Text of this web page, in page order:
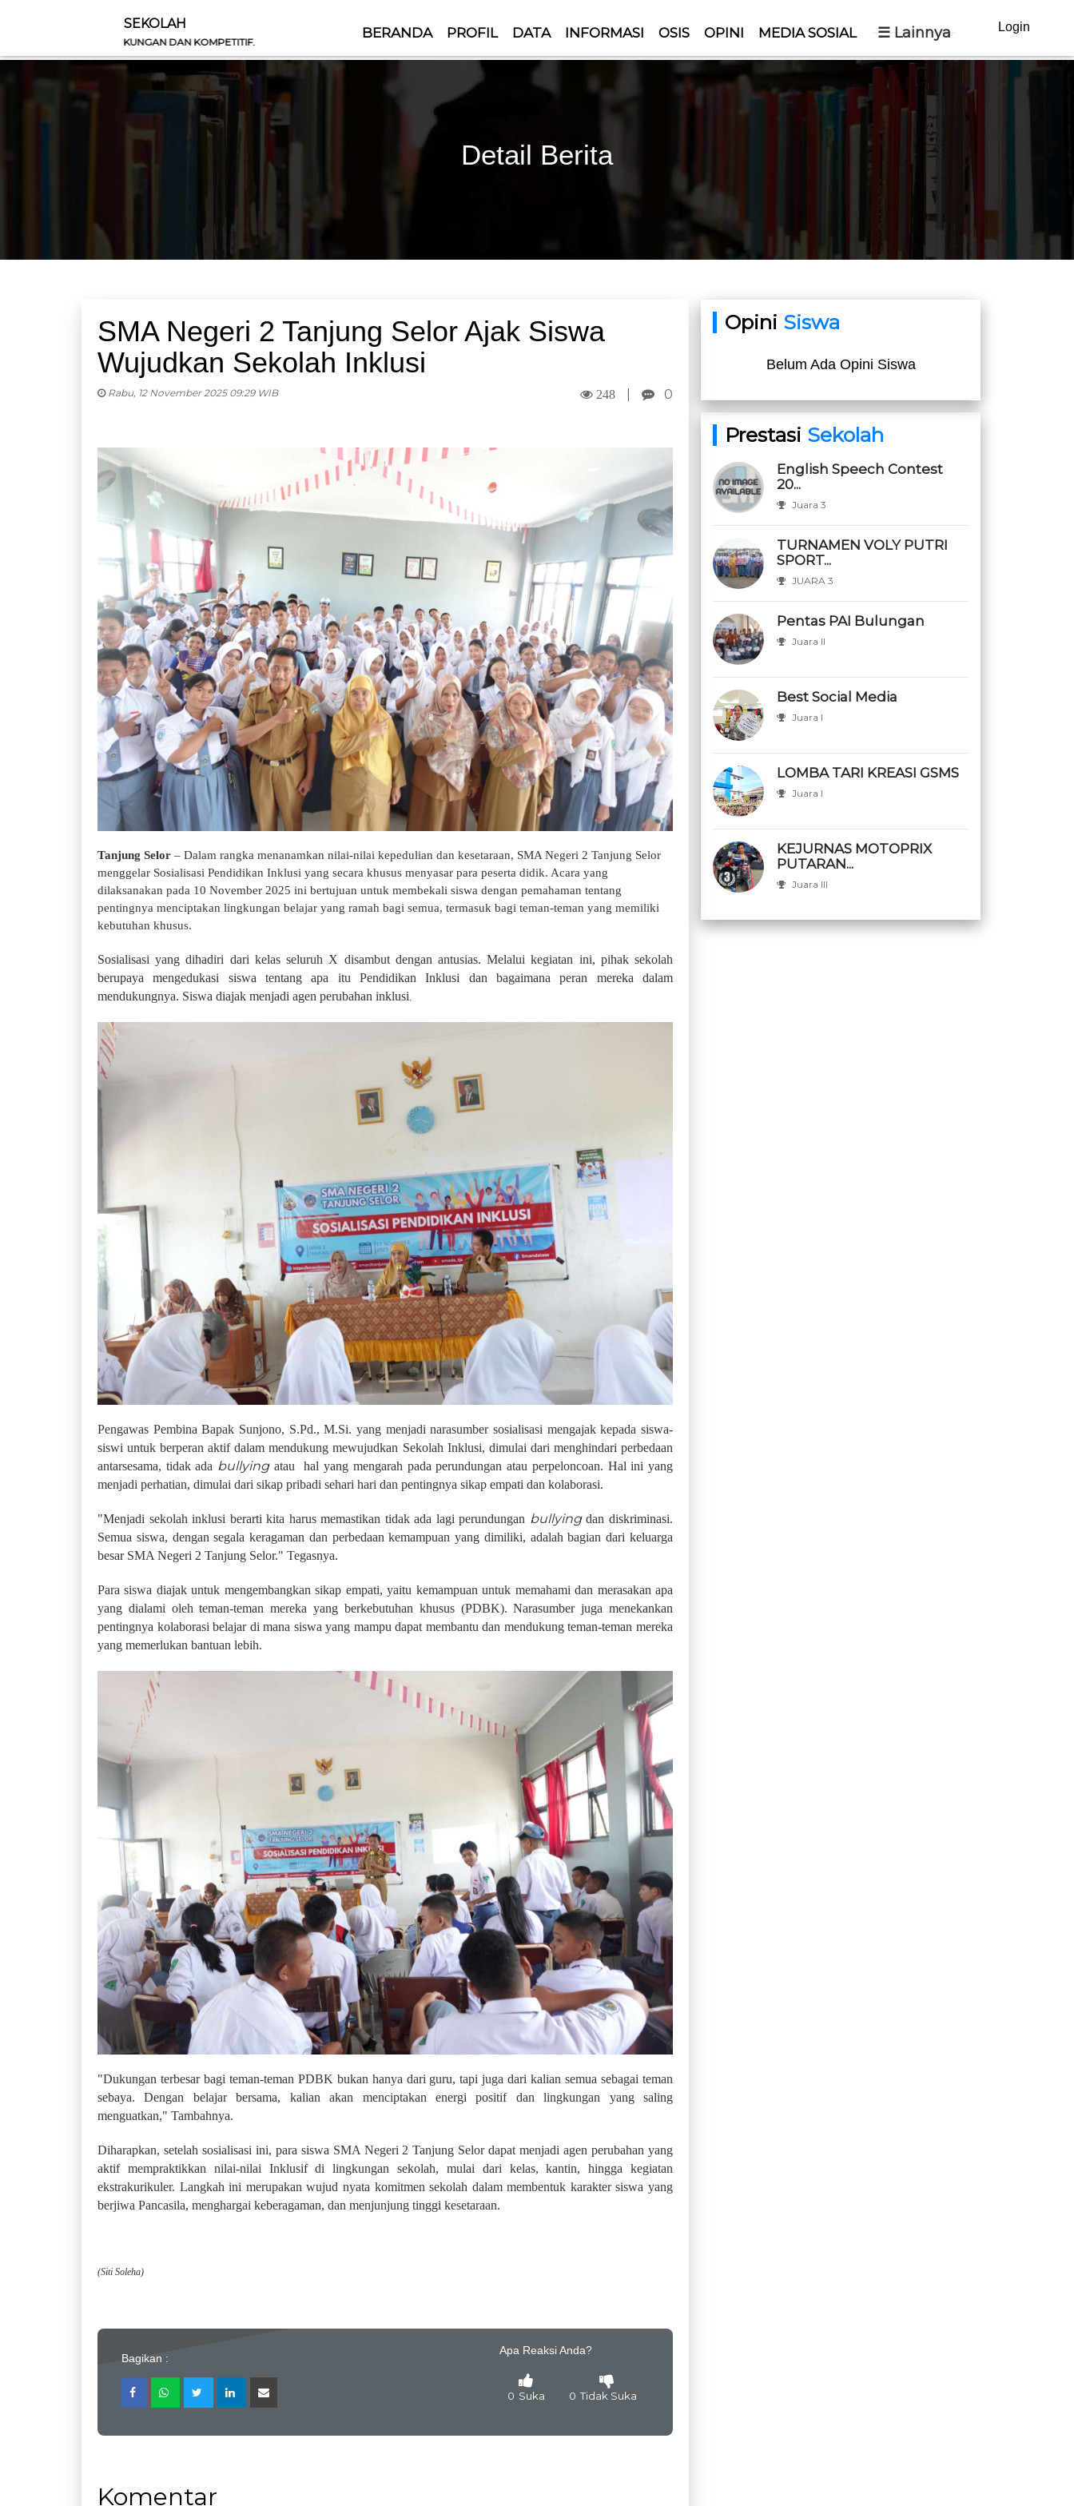
SEKOLAH
LINGKUNGAN DAN KOMPETITIF.
BERANDA PROFIL DATA INFORMASI OSIS OPINI MEDIA SOSIAL ☰ Lainnya Login
Detail Berita
SMA Negeri 2 Tanjung Selor Ajak Siswa
Wujudkan Sekolah Inklusi
Rabu, 12 November 2025 09:29 WIB 248 0
Tanjung Selor – Dalam rangka menanamkan nilai-nilai kepedulian dan kesetaraan, SMA Negeri 2 Tanjung Selor
menggelar Sosialisasi Pendidikan Inklusi yang secara khusus menyasar para peserta didik. Acara yang
dilaksanakan pada 10 November 2025 ini bertujuan untuk membekali siswa dengan pemahaman tentang
pentingnya menciptakan lingkungan belajar yang ramah bagi semua, termasuk bagi teman-teman yang memiliki
kebutuhan khusus.
Sosialisasi yang dihadiri dari kelas seluruh X disambut dengan antusias. Melalui kegiatan ini, pihak sekolah
berupaya mengedukasi siswa tentang apa itu Pendidikan Inklusi dan bagaimana peran mereka dalam
mendukungnya. Siswa diajak menjadi agen perubahan inklusi
Pengawas Pembina Bapak Sunjono, S.Pd., M.Si. yang menjadi narasumber sosialisasi mengajak kepada siswa-
siswi untuk berperan aktif dalam mendukung mewujudkan Sekolah Inklusi, dimulai dari menghindari perbedaan
antarsesama, tidak ada bullyingatau hal yang mengarah pada perundungan atau perpeloncoan. Hal ini yang
menjadi perhatian, dimulai dari sikap pribadi sehari hari dan pentingnya sikap empati dan kolaborasi.
"Menjadi sekolah inklusi berarti kita harus memastikan tidak ada lagi perundungan bullyingdan diskriminasi.
Semua siswa, dengan segala keragaman dan perbedaan kemampuan yang dimiliki, adalah bagian dari keluarga
besar SMA Negeri 2 Tanjung Selor." Tegasnya.
Para siswa diajak untuk mengembangkan sikap empati, yaitu kemampuan untuk memahami dan merasakan apa
yang dialami oleh teman-teman mereka yang berkebutuhan khusus (PDBK). Narasumber juga menekankan
pentingnya kolaborasi belajar di mana siswa yang mampu dapat membantu dan mendukung teman-teman mereka
yang memerlukan bantuan lebih.
"Dukungan terbesar bagi teman-teman PDBK bukan hanya dari guru, tapi juga dari kalian semua sebagai teman
sebaya. Dengan belajar bersama, kalian akan menciptakan energi positif dan lingkungan yang saling
menguatkan," Tambahnya.
Diharapkan, setelah sosialisasi ini, para siswa SMA Negeri 2 Tanjung Selor dapat menjadi agen perubahan yang
aktif mempraktikkan nilai-nilai Inklusif di lingkungan sekolah, mulai dari kelas, kantin, hingga kegiatan
ekstrakurikuler. Langkah ini merupakan wujud nyata komitmen sekolah dalam membentuk karakter siswa yang
berjiwa Pancasila, menghargai keberagaman, dan menjunjung tinggi kesetaraan.
(Siti Soleha)
Bagikan :
Apa Reaksi Anda?
0 Suka 0 Tidak Suka
Komentar
Opini Siswa
Belum Ada Opini Siswa
Prestasi Sekolah
English Speech Contest
20...
Juara 3
TURNAMEN VOLY PUTRI
SPORT...
JUARA 3
Pentas PAI Bulungan
Juara II
Best Social Media
Juara I
LOMBA TARI KREASI GSMS
Juara I
KEJURNAS MOTOPRIX
PUTARAN...
Juara III